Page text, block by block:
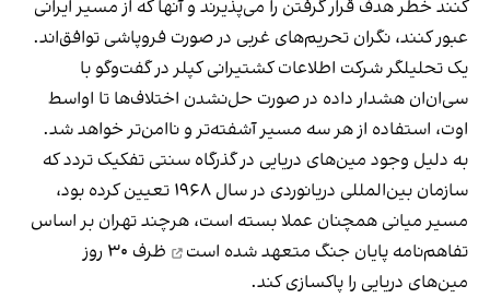
کنند خطر هدف قرار گرفتن را می‌پذیرند و آنها که از مسیر ایرانی
عبور کنند، نگران تحریم‌های غربی در صورت فروپاشی توافق‌اند.
یک تحلیلگر شرکت اطلاعات کشتیرانی کپلر در گفت‌و‌گو با
سی‌ان‌ان هشدار داده در صورت حل‌نشدن اختلاف‌ها تا اواسط
اوت، استفاده از هر سه مسیر آشفته‌تر و ناامن‌تر خواهد شد.
به دلیل وجود مین‌های دریایی در گذرگاه سنتی تفکیک تردد که
سازمان بین‌المللی دریانوردی در سال ۱۹۶۸ تعیین کرده بود،
مسیر میانی همچنان عملا بسته است، هرچند تهران بر اساس
تفاهم‌نامه پایان جنگ متعهد شده است
ظرف ۳۰ روز
مین‌های دریایی را پاکسازی کند.